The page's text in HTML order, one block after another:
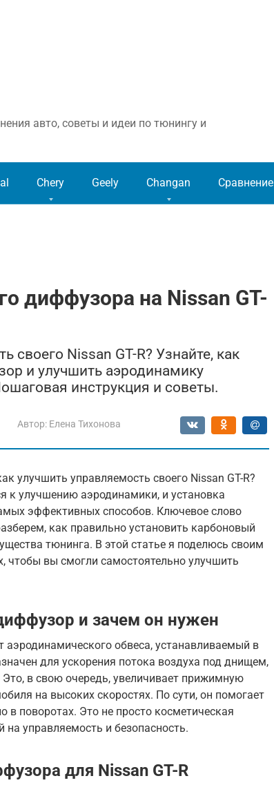
авто, советы и идеи по тюнингу и
Chery Geely Changan Сравнение
диффузора на Nissan GT-
своего Nissan GT-R? Узнайте, как
и улучшить аэродинамику
инструкция и советы.
Автор: Елена Тихонова
улучшить управляемость своего Nissan GT-R?
к улучшению аэродинамики, и установка
эффективных способов. Ключевое слово
как правильно установить карбоновый
тюнинга. В этой статье я поделюсь своим
чтобы вы смогли самостоятельно улучшить
и зачем он нужен
обвеса, устанавливаемый в
для ускорения потока воздуха под днищем,
в свою очередь, увеличивает прижимную
на высоких скоростях. По сути, он помогает
в поворотах. Это не просто косметическая
управляемость и безопасность.
для Nissan GT-R